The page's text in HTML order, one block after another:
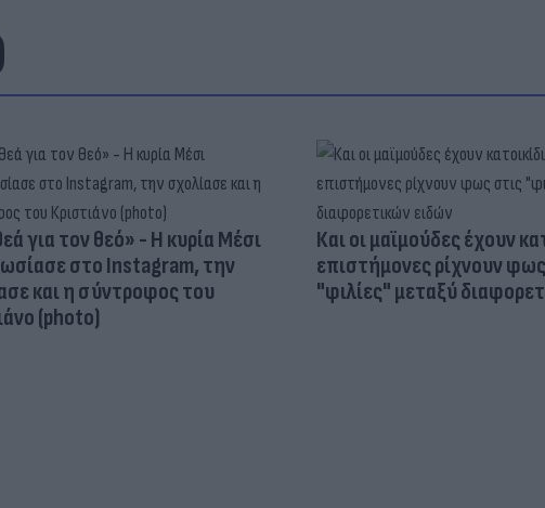
για τον θεό» - Η κυρία Μέσι
στο Instagram, την
και η σύντροφος του
(photo)
Και οι μαϊμούδες έχουν
επιστήμονες ρίχνουν
"φιλίες" μεταξύ